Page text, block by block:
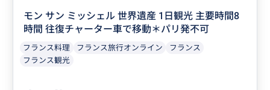
モン サン ミッシェル 世界遺産 1日観光 主要時間8
時間 往復チャーター車で移動＊パリ発不可
フランス料理 フランス旅行オンライン
フランス
フランス観光